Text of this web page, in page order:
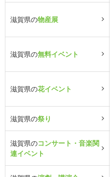
滋賀県の物産展
滋賀県の無料イベント
滋賀県の花イベント
滋賀県の祭り
滋賀県のコンサート・音楽関
連イベント